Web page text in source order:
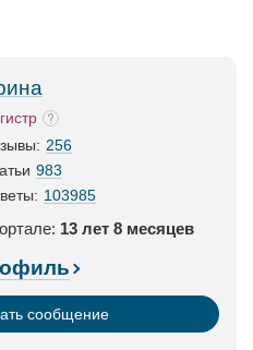
256
983
103985
13 лет 8 месяцев
сообщение